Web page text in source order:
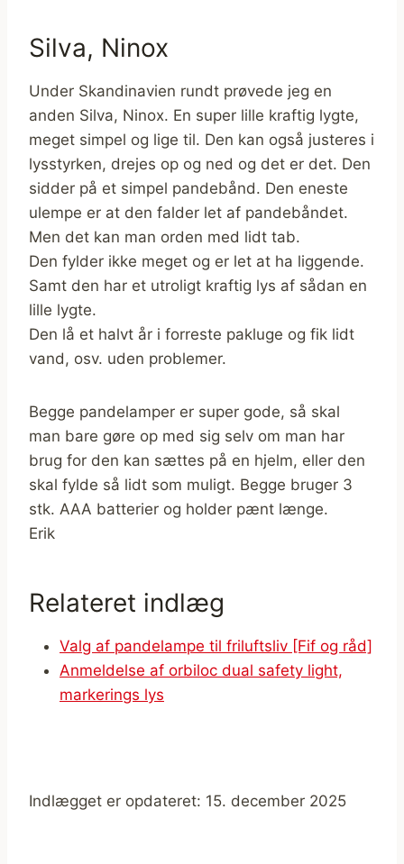
Silva, Ninox
Under Skandinavien rundt prøvede jeg en
anden Silva, Ninox. En super lille kraftig lygte,
meget simpel og lige til. Den kan også justeres i
lysstyrken, drejes op og ned og det er det. Den
sidder på et simpel pandebånd. Den eneste
ulempe er at den falder let af pandebåndet.
Men det kan man orden med lidt tab.
Den fylder ikke meget og er let at ha liggende.
Samt den har et utroligt kraftig lys af sådan en
lille lygte.
Den lå et halvt år i forreste pakluge og fik lidt
vand, osv. uden problemer.
Begge pandelamper er super gode, så skal
man bare gøre op med sig selv om man har
brug for den kan sættes på en hjelm, eller den
skal fylde så lidt som muligt. Begge bruger 3
stk. AAA batterier og holder pænt længe.
Erik
Relateret indlæg
Valg af pandelampe til friluftsliv [Fif og råd]
Anmeldelse af orbiloc dual safety light,
markerings lys
Indlægget er opdateret: 15. december 2025